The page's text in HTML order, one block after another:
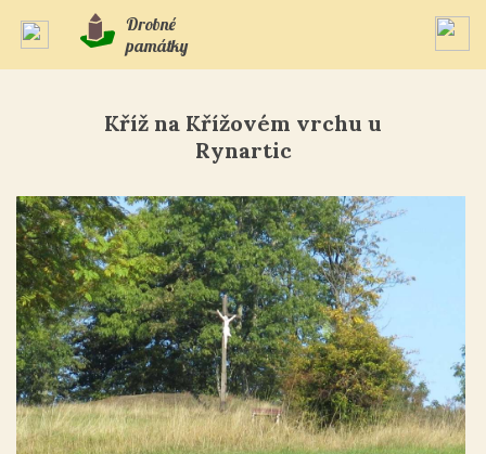
Drobné
památky
Kříž na Křížovém vrchu u
Rynartic